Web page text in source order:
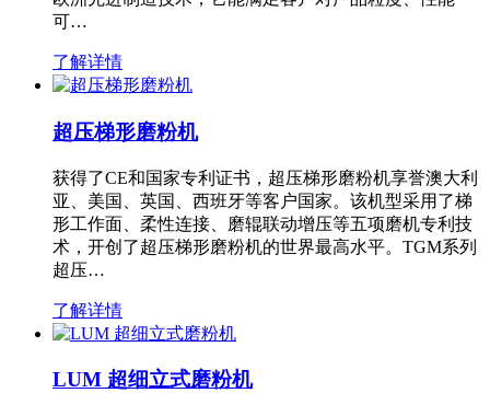
可…
了解详情
超压梯形磨粉机
获得了CE和国家专利证书，超压梯形磨粉机享誉澳大利
亚、美国、英国、西班牙等客户国家。该机型采用了梯
形工作面、柔性连接、磨辊联动增压等五项磨机专利技
术，开创了超压梯形磨粉机的世界最高水平。TGM系列
超压…
了解详情
LUM 超细立式磨粉机